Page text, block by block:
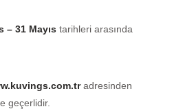
– 31 Mayıs tarihleri arasında
adresinden
geçerlidir.